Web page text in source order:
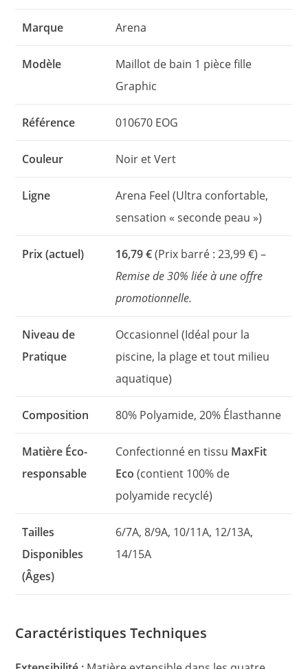
Marque Arena
Modèle
Maillot de bain 1 pièce fille
Graphic
Référence 010670 EOG
Couleur Noir et Vert
Ligne
Arena Feel (Ultra confortable,
sensation « seconde peau »)
Prix (actuel) 16,79 €(Prix barré : 23,99 €) –
Remise de 30% liée à une offre
promotionnelle.
Niveau de
Pratique
Occasionnel (Idéal pour la
piscine, la plage et tout milieu
aquatique)
Composition 80% Polyamide, 20% Élasthanne
Matière Éco-
responsable
Confectionné en tissu MaxFit
Eco (contient 100% de
polyamide recyclé)
Tailles
Disponibles
(Âges)
6/7A, 8/9A, 10/11A, 12/13A,
14/15A
Caractéristiques Techniques